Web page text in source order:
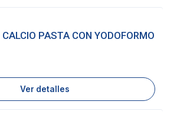
CALCIO PASTA CON YODOFORMO
Ver detalles